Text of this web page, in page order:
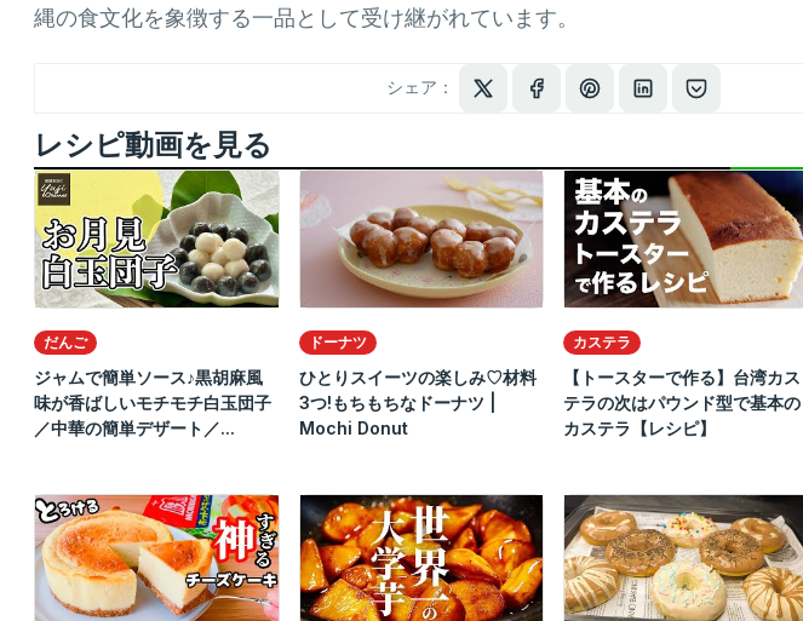
縄の食文化を象徴する一品として受け継がれています。
シェア：
レシピ動画を見る
だんご
ジャムで簡単ソース♪黒胡麻風
味が香ばしいモチモチ白玉団子
／中華の簡単デザート／...
ドーナツ
ひとりスイーツの楽しみ♡材料
3つ!もちもちなドーナツ |
Mochi Donut
カステラ
【トースターで作る】台湾カス
テラの次はパウンド型で基本の
カステラ【レシピ】